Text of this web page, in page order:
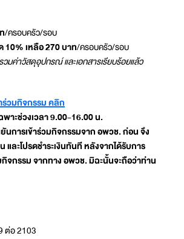
/ครอบครัว/รอบ
เหลือ 270 บาท/ครอบครัว/รอบ
วมค่าวัสดุอุปกรณ์ และเอกสารเรียบร้อยแล้ว
ร่วมกิจกรรม คลิก
พาะช่วงเวลา 9.00-16.00 น.
นการเข้าร่วมกิจกรรมจาก อพวช. ก่อน จึง
และโปรดชำระเงินทันที หลังจากได้รับการ
จกรรม จากทาง อพวช. มิฉะนั้นจะถือว่าท่าน
ต่อ 2103